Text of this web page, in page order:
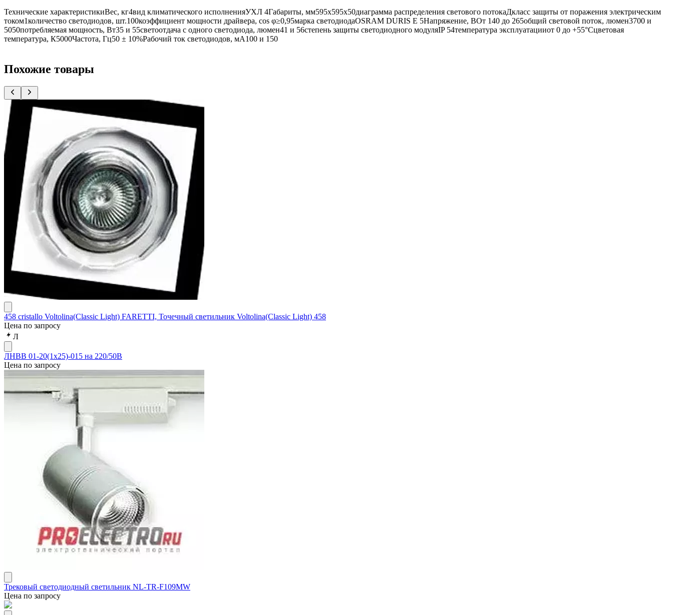
Технические характеристикиВес, кг4вид климатического исполненияУХЛ 4Габариты, мм595х595х50диаграмма распределения светового потокаДкласс защиты от поражения электрическим
током1количество светодиодов, шт.100коэффициент мощности драйвера, cos φ≥0,95марка светодиодаOSRAM DURIS E 5Напряжение, ВОт 140 до 265общий световой поток, люмен3700 и
5050потребляемая мощность, Вт35 и 55светоотдача с одного светодиода, люмен41 и 56степень защиты светодиодного модуляIP 54температура эксплуатацииот 0 до +55°Сцветовая
температура, К5000Частота, Гц50 ± 10%Рабочий ток светодиодов, мА100 и 150
Похожие товары
458 cristallo Voltolina(Classic Light) FARETTI, Точечный светильник Voltolina(Classic Light) 458
Цена по запросу
Л
ЛНВВ 01-20(1х25)-015 на 220/50В
Цена по запросу
Трековый светодиодный светильник NL-TR-F109MW
Цена по запросу